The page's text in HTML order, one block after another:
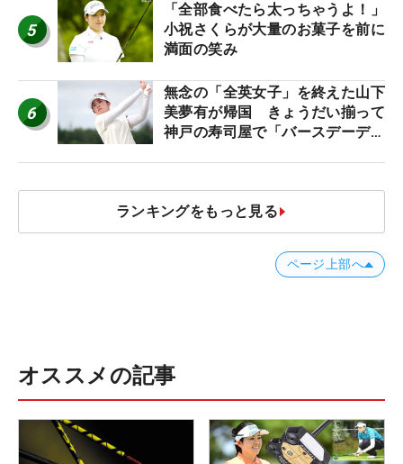
5
「全部食べたら太っちゃうよ！」
小祝さくらが大量のお菓子を前に
満面の笑み
6
無念の「全英女子」を終えた山下
美夢有が帰国 きょうだい揃って
神戸の寿司屋で「バースデーディ
ランキングをもっと見る
ページ上部へ
オススメの記事